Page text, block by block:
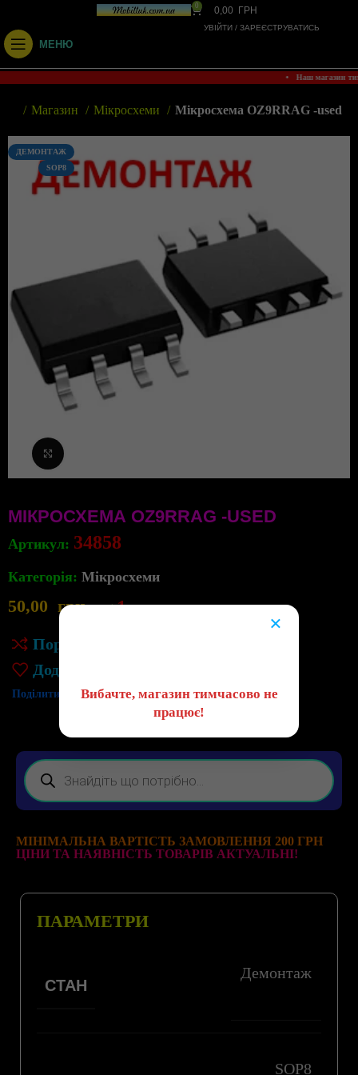
0 0,00 ГРН
УВІЙТИ / ЗАРЕЄСТРУВАТИСЬ
МЕНЮ
• Наш магазин
Магазин Мікросхеми Мікросхема OZ9RRAG -used
ДЕМОНТАЖ
SOP8
МІКРОСХЕМА OZ9RRAG -USED
Артикул: 34858
Категорія: Мікросхеми
50,00 грн 1
Порівняння
Додати до списку бажань
Поділитись:
МІНІМАЛЬНА ВАРТІСТЬ ЗАМОВЛЕННЯ 200 ГРН
ЦІНИ ТА НАЯВНІСТЬ ТОВАРІВ АКТУАЛЬНІ!
ПАРАМЕТРИ
СТАН
Демонтаж
SOP8
×
Вибачте, магазин тимчасово не
працює!